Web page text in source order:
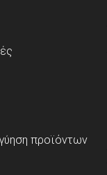
προϊόντων